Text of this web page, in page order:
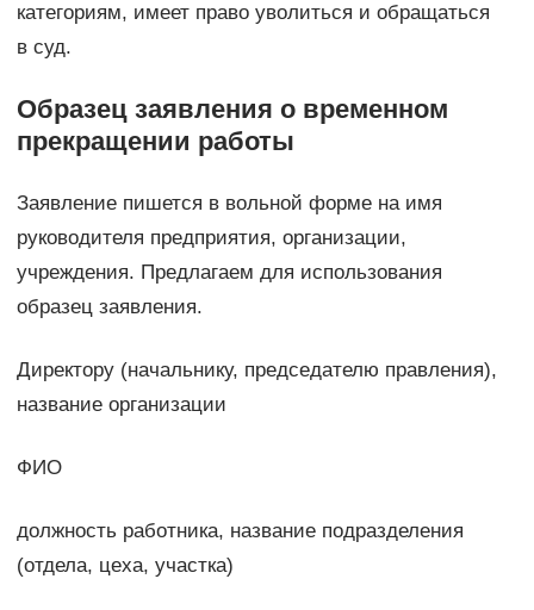
категориям, имеет право уволиться и обращаться
в суд.
Образец заявления о временном
прекращении работы
Заявление пишется в вольной форме на имя
руководителя предприятия, организации,
учреждения. Предлагаем для использования
образец заявления.
Директору (начальнику, председателю правления),
название организации
ФИО
должность работника, название подразделения
(отдела, цеха, участка)